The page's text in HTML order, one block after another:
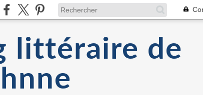
littéraire de